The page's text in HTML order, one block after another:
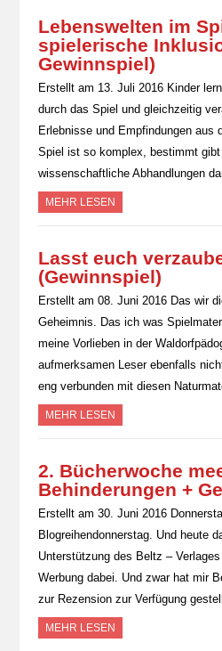
Lebenswelten im
spielerische
Gewinnspiel)
Erstellt am 13. Juli 2016 Kinder
durch das Spiel und gleichzeitig
Erlebnisse und Empfindungen aus
Spiel ist so komplex, bestimmt gibt
wissenschaftliche Abhandlungen
MEHR LESEN
Lasst euch
(Gewinnspiel)
Erstellt am 08. Juni 2016 Das wir
Geheimnis. Das ich was
meine Vorlieben in der
aufmerksamen Leser ebenfalls
eng verbunden mit diesen
MEHR LESEN
2. Bücherwoche
Behinderungen +
Erstellt am 30. Juni 2016
Blogreihendonnerstag. Und heute
Unterstützung des Beltz –
Werbung dabei. Und zwar hat mir
zur Rezension zur Verfügung
MEHR LESEN